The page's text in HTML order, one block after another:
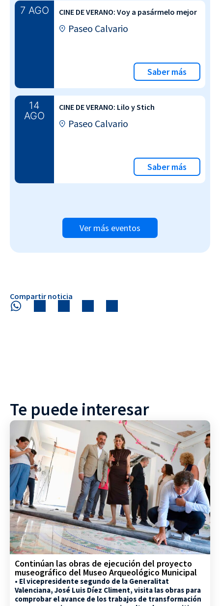
7 AGO CINE DE VERANO: Voy a pasármelo mejor
Paseo Calvario
Saber más
14
AGO
CINE DE VERANO: Lilo y Stich
Paseo Calvario
Saber más
Ver más eventos
Compartir noticia
Te puede interesar
Continúan las obras de ejecución del proyecto
museográfico del Museo Arqueológico Municipal
• El vicepresidente segundo de la Generalitat
Valenciana, José Luis Díez Climent, visita las obras para
comprobar el avance de los trabajos de transformación